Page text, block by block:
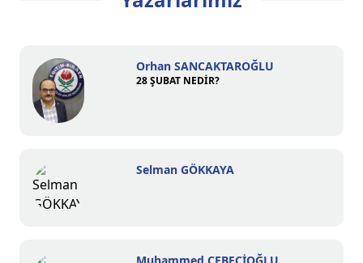
Orhan SANCAKTAROĞLU
28 ŞUBAT NEDİR?
Selman GÖKKAYA